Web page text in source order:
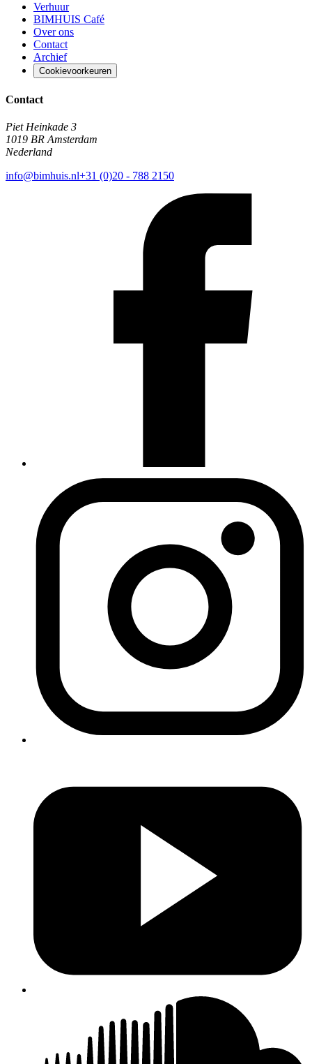
Verhuur
BIMHUIS Café
Over ons
Contact
Archief
Cookievoorkeuren
Contact
Piet Heinkade 3
1019 BR Amsterdam
Nederland
info@bimhuis.nl+31 (0)20 - 788 2150